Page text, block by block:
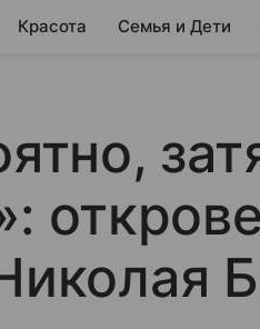
Красота Семья и Дети